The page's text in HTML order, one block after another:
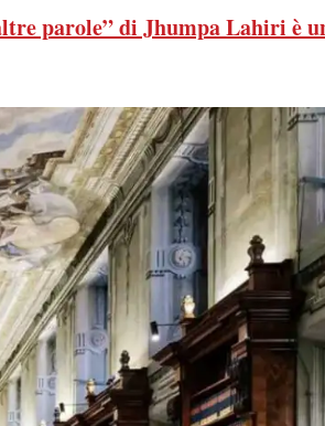
parole” di Jhumpa Lahiri è